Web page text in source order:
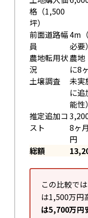
格（1,500
坪）
前面道路幅
員
4m
必要）
農地転用状
況
農地
に8
土壌調査
未実
に追
能性）
推定追加コ
スト
8ヶ
円
総額
この比較で
は1,500万円
は5,700万円